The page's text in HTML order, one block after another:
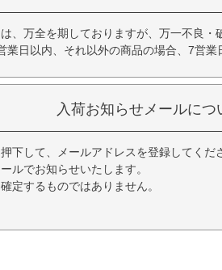
、万全を期しておりますが、万一不良
業日以内、それ以外の商品の場合、7営業
入荷お知らせメールにつ
下して、メールアドレスを登録してくだ
ルでお知らせいたします。
定するものではありません。